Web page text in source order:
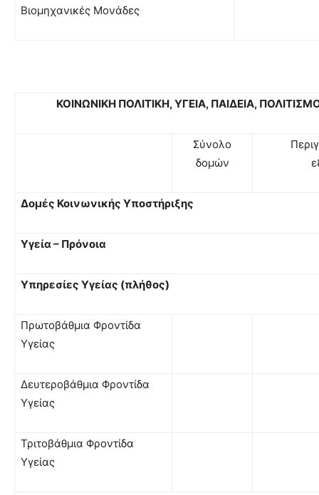
Βιομηχανικές Μονάδες
ΚΟΙΝΩΝΙΚΗ ΠΟΛΙΤΙΚΗ, ΥΓΕΙΑ, ΠΑΙΔΕΙΑ,
Σύνολο
δομών
Δομές Κοινωνικής Υποστήριξης
Υγεία – Πρόνοια
Υπηρεσίες Υγείας (πλήθος)
Πρωτοβάθμια Φροντίδα
Υγείας
Δευτεροβάθμια Φροντίδα
Υγείας
Τριτοβάθμια Φροντίδα
Υγείας